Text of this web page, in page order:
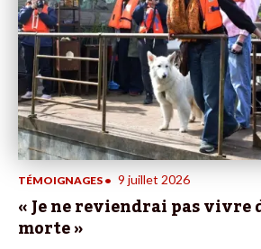
TÉMOIGNAGES • 9 juillet 2026
« Je ne reviendrai pas vivre
morte »